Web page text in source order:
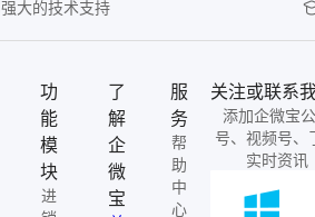
强大的技术支持
功
能
模
块
进
了
解
企
微
宝
服
务
帮
助
中
心
关注或联系
添加企微宝
号、视频号、
实时资讯